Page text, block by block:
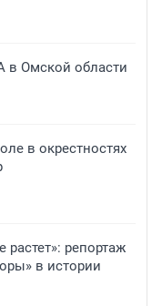
в Омской области
в окрестностях
репортаж
в истории